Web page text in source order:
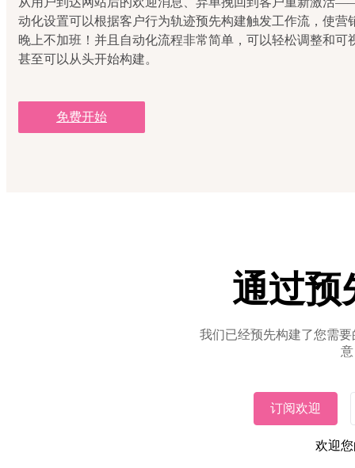
动化设置可以根据客户行为轨迹预先构建触发工作流，使营
晚上不加班！并且自动化流程非常简单，可以轻松调整和可
甚至可以从头开始构建。
免费开始
通过预
我们已经预先构建了您需
订阅欢迎
欢迎